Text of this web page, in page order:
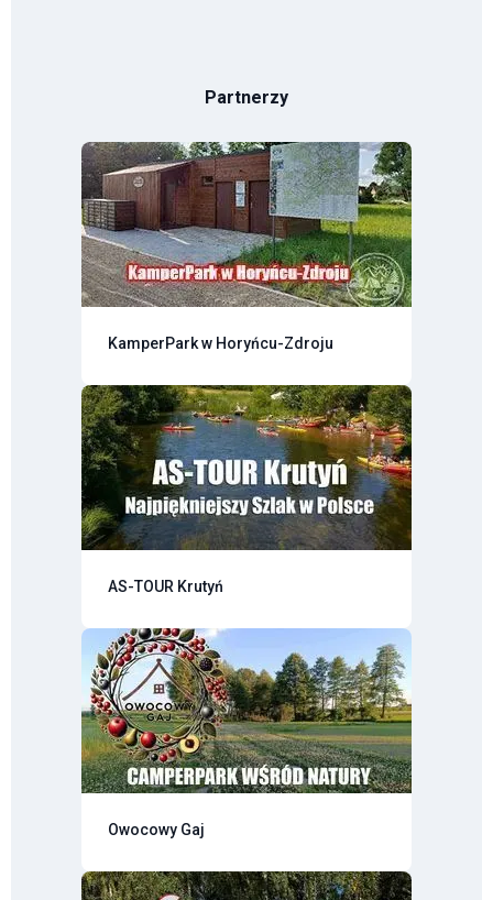
Partnerzy
KamperPark w Horyńcu-Zdroju
AS-TOUR Krutyń
Owocowy Gaj